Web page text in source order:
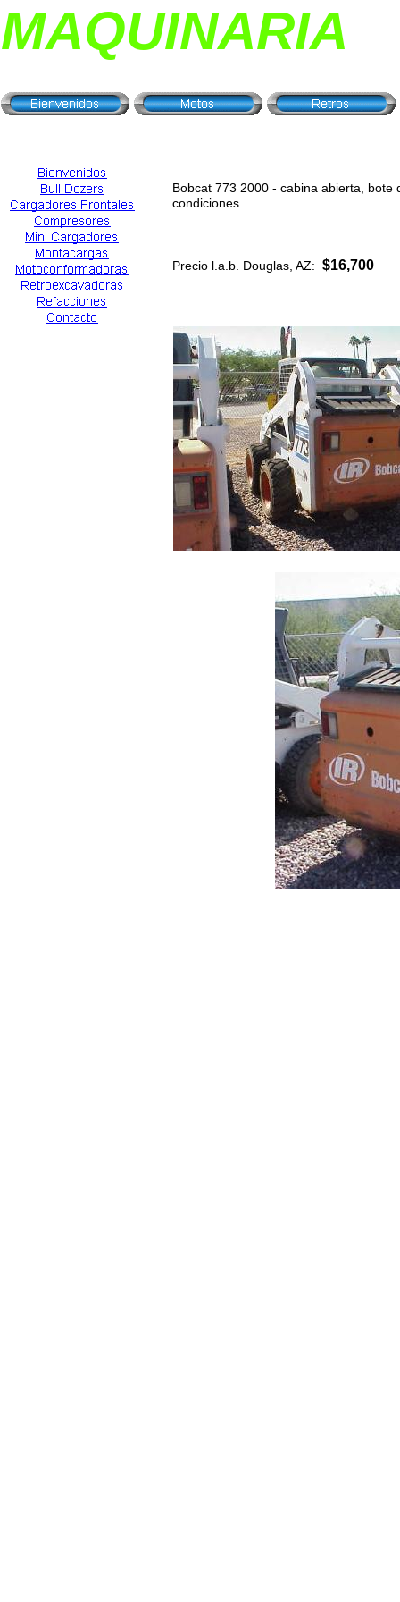
MAQUINARIA
Bobcat 773 2000 - cabina abierta, bote
condiciones
Precio l.a.b. Douglas, AZ: $16,700